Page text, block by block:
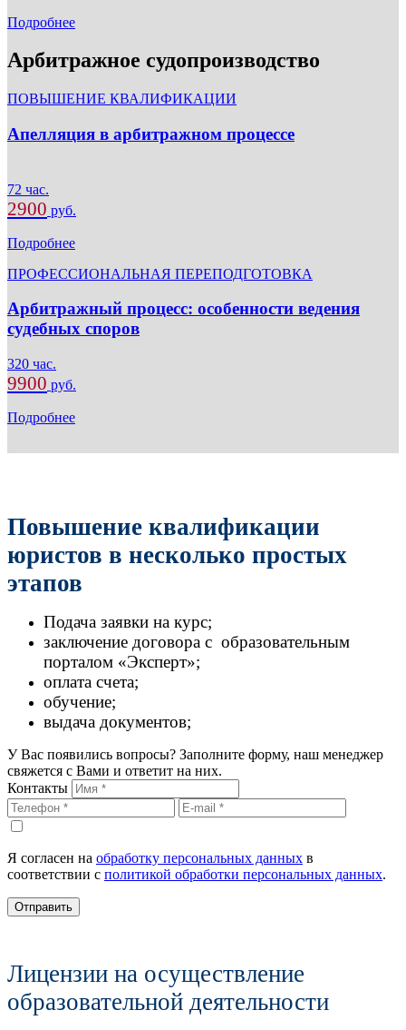
Подробнее
Арбитражное судопроизводство
ПОВЫШЕНИЕ КВАЛИФИКАЦИИ
Апелляция в арбитражном процессе
72 час.
2900 руб.
Подробнее
ПРОФЕССИОНАЛЬНАЯ ПЕРЕПОДГОТОВКА
Арбитражный процесс: особенности ведения
судебных споров
320 час.
9900 руб.
Подробнее
Повышение квалификации
юристов в несколько простых
этапов
Подача заявки на курс;
заключение договора с образовательным
порталом «Эксперт»;
оплата счета;
обучение;
выдача документов;
У Вас появились вопросы? Заполните форму, наш менеджер
свяжется с Вами и ответит на них.
Контакты
Я согласен на обработку персональных данных в
соответствии с политикой обработки персональных данных.
Отправить
Лицензии на осуществление
образовательной деятельности